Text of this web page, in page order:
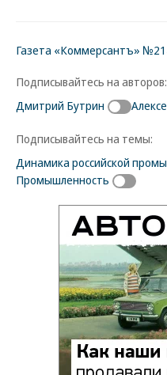
Газета «Коммерсантъ»
Подписывайтесь на авторов:
Дмитрий Бутрин
Подписывайтесь на темы:
Динамика российской
Промышленность